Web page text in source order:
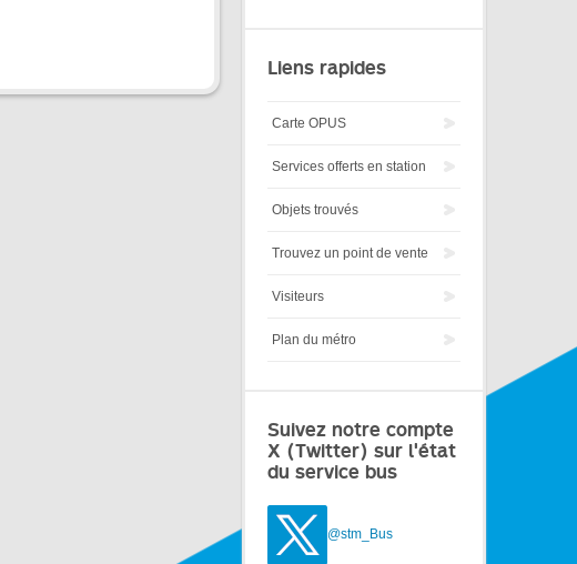
Liens rapides
Carte OPUS
Services offerts en station
Objets trouvés
Trouvez un point de vente
Visiteurs
Plan du métro
Suivez notre compte
X (Twitter) sur l'état
du service bus
@stm_Bus